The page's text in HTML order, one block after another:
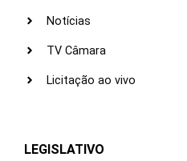
Notícias
TV Câmara
Licitação ao vivo
LEGISLATIVO